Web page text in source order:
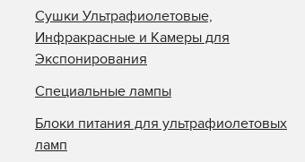
Сушки Ультрафиолетовые,
Инфракрасные и Камеры для
Экспонирования
Специальные лампы
Блоки питания для ультрафиолетовых
ламп